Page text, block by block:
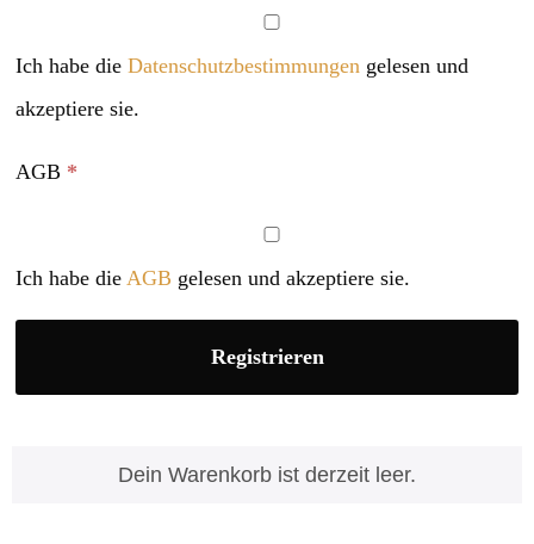
Ich habe die Datenschutzbestimmungen gelesen und
akzeptiere sie.
AGB *
Ich habe die AGB gelesen und akzeptiere sie.
Registrieren
Dein Warenkorb ist derzeit leer.